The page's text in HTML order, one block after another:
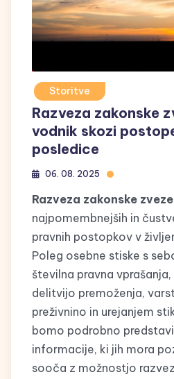
Storitve
Razveza zakonske
vodnik skozi
posledice
06. 08. 2025
Razveza zakonske zveze
najpomembnejših in
pravnih postopkov v
Poleg osebne stiske s
številna pravna
delitvijo premoženja,
preživnino in urejanjem
bomo podrobno
informacije, ki jih mora
sooča z možnostjo